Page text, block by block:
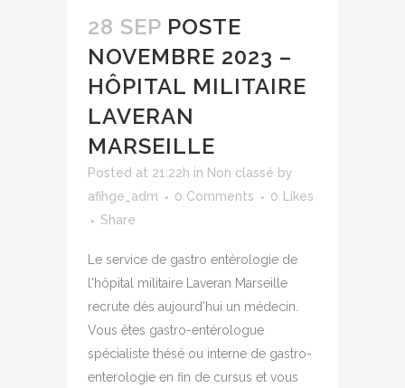
28 SEP POSTE
NOVEMBRE 2023 –
HÔPITAL MILITAIRE
LAVERAN
MARSEILLE
Posted at 21:22h in Non classé by
afihge_adm
0 Comments 0 Likes
Share
Le service de gastro entérologie de
l'hôpital militaire Laveran Marseille
recrute dès aujourd’hui un médecin.
Vous êtes gastro-entérologue
spécialiste thésé ou interne de gastro-
enterologie en fin de cursus et vous